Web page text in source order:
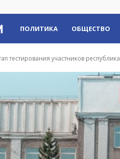
Пульс
Хакасии
ПОЛИТИКА ОБЩЕСТВО
тестирования участников